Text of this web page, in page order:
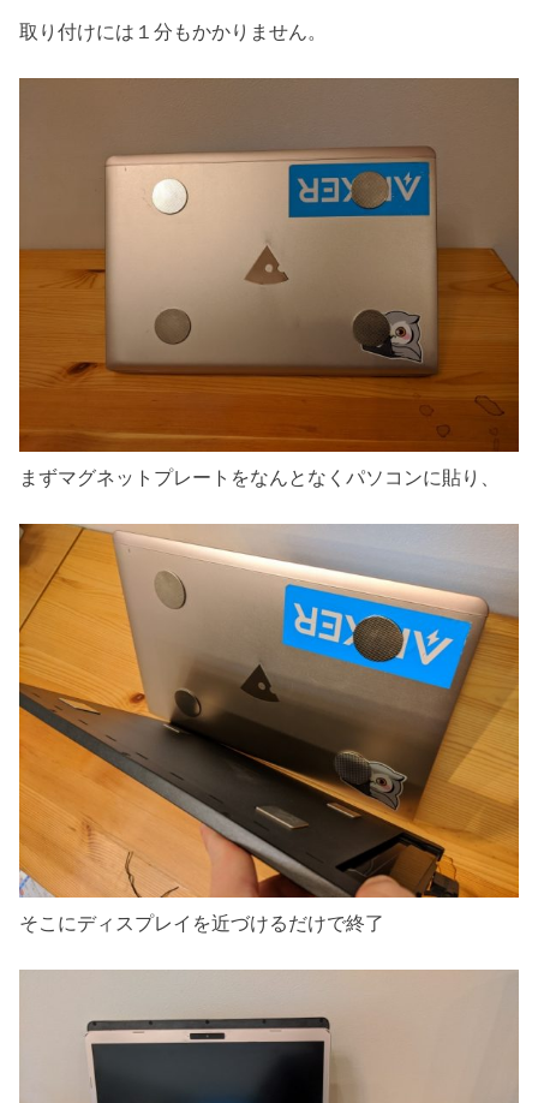
取り付けには１分もかかりません。
まずマグネットプレートをなんとなくパソコンに貼り、
そこにディスプレイを近づけるだけで終了